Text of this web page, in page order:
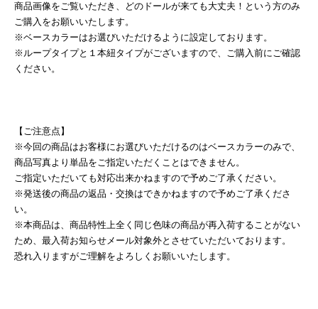
商品画像をご覧いただき、どのドールが来ても大丈夫！という方のみ
ご購入をお願いいたします。
※ベースカラーはお選びいただけるように設定しております。
※ループタイプと１本紐タイプがございますので、ご購入前にご確認
ください。
【ご注意点】
※今回の商品はお客様にお選びいただけるのはベースカラーのみで、
商品写真より単品をご指定いただくことはできません。
ご指定いただいても対応出来かねますので予めご了承ください。
※発送後の商品の返品・交換はできかねますので予めご了承くださ
い。
※本商品は、商品特性上全く同じ色味の商品が再入荷することがない
ため、最入荷お知らせメール対象外とさせていただいております。
恐れ入りますがご理解をよろしくお願いいたします。